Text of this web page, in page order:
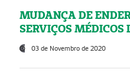
MUDANÇA DE
SERVIÇOS
03 de Novembro de 2020